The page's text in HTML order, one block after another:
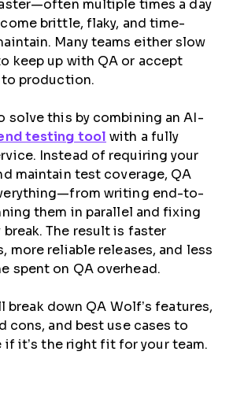
multiple times a day
brittle, flaky, and time-
Many teams either slow
keep up with QA or accept
production.
solve this by combining an AI-
testing tool with a fully
Instead of requiring your
maintain test coverage, QA
writing end-to-
them in parallel and fixing
The result is faster
more reliable releases, and less
spent on QA overhead.
break down QA Wolf’s features,
cons, and best use cases to
if it’s the right fit for your team.